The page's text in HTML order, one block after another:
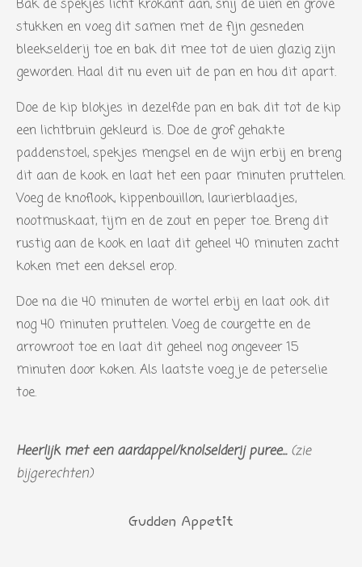
4
5
t
e
r
r
e
n
e
n
e
n
e
n
e
n
Bak de spekjes licht krokant aan, snij de uien en grove
stukken en voeg dit samen met de fijn gesneden
bleekselderij toe en bak dit mee tot de uien glazig zijn
geworden. Haal dit nu even uit de pan en hou dit apart.
Doe de kip blokjes in dezelfde pan en bak dit tot de kip
een lichtbruin gekleurd is. Doe de grof gehakte
paddenstoel, spekjes mengsel en de wijn erbij en breng
dit aan de kook en laat het een paar minuten pruttelen.
Voeg de knoflook, kippenbouillon, laurierblaadjes,
nootmuskaat, tijm en de zout en peper toe. Breng dit
rustig aan de kook en laat dit geheel 40 minuten zacht
koken met een deksel erop.
Doe na die 40 minuten de wortel erbij en laat ook dit
nog 40 minuten pruttelen. Voeg de courgette en de
arrowroot toe en laat dit geheel nog ongeveer 15
minuten door koken. Als laatste voeg je de peterselie
toe.
Heerlijk met een aardappel/knolselderij puree... (zie
bijgerechten)
Gudden Appetit